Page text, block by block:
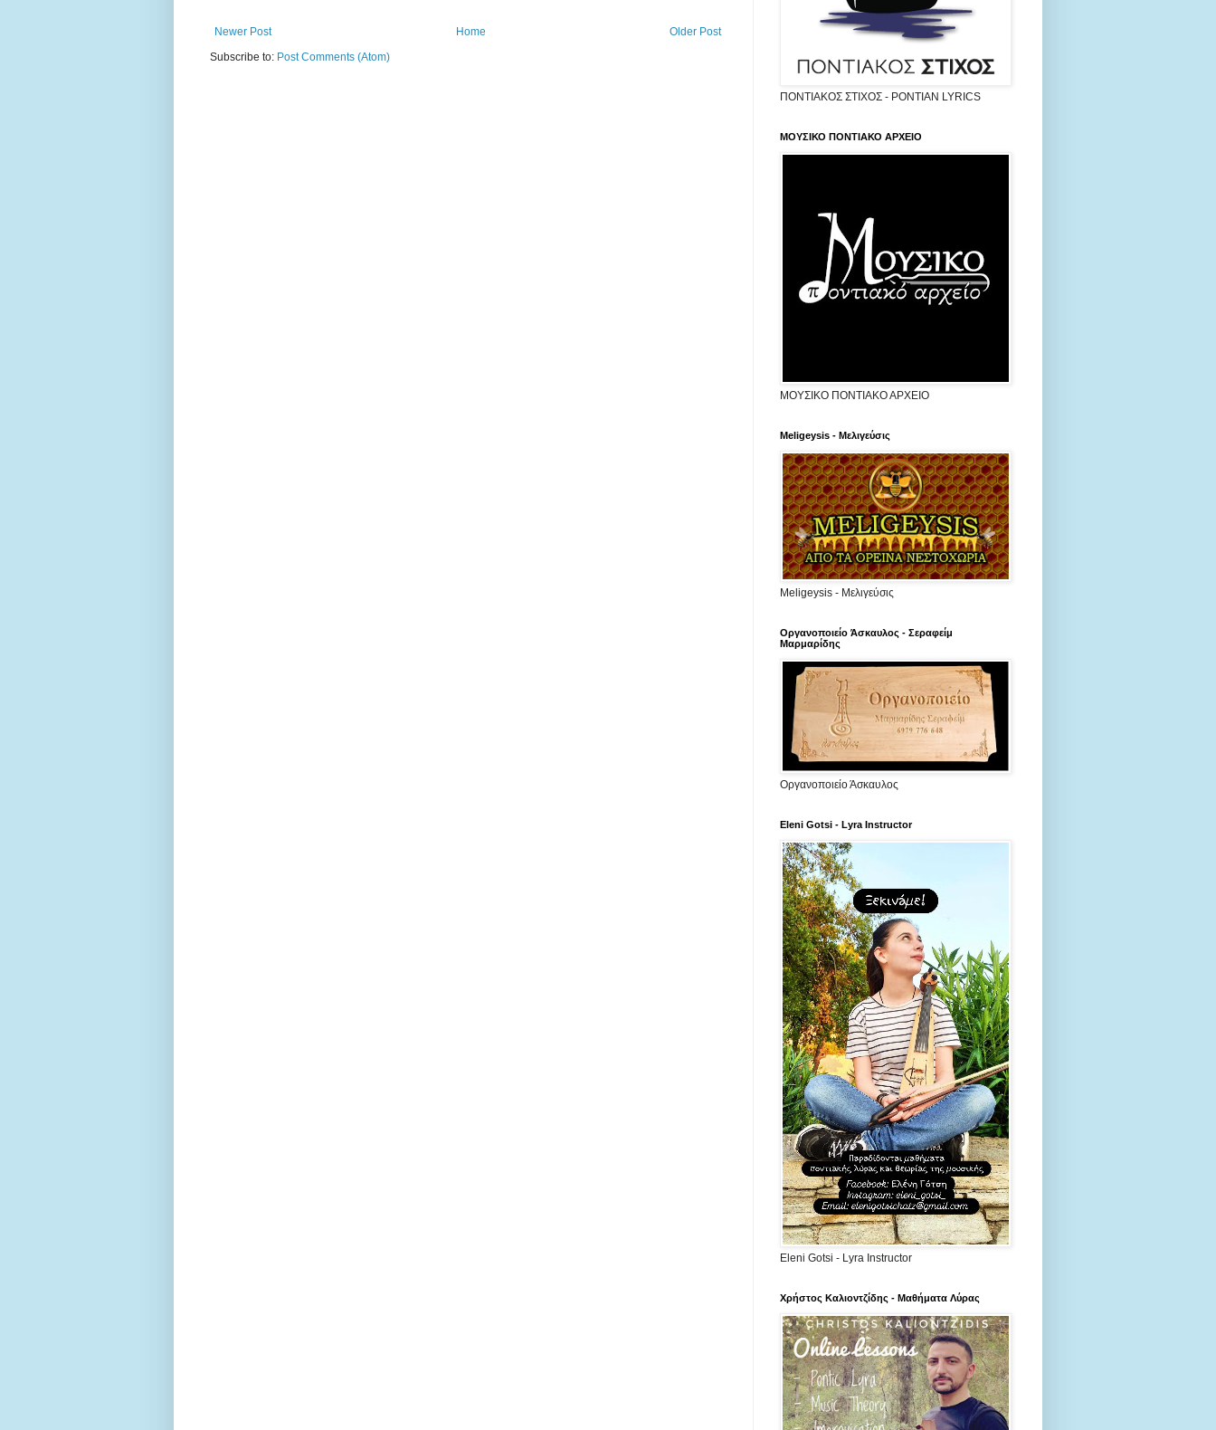
Newer Post Older Post
Home
Subscribe to: Post Comments (Atom)
ΠΟΝΤΙΑΚΟΣ ΣΤΙΧΟΣ - PONTIAN LYRICS
ΜΟΥΣΙΚΟ ΠΟΝΤΙΑΚΟ ΑΡΧΕΙΟ
ΜΟΥΣΙΚΟ ΠΟΝΤΙΑΚΟ ΑΡΧΕΙΟ
Meligeysis - Μελιγεύσις
Meligeysis - Μελιγεύσις
Οργανοποιείο Άσκαυλος - Σεραφείμ
Μαρμαρίδης
Οργανοποιείο Άσκαυλος
Eleni Gotsi - Lyra Instructor
Eleni Gotsi - Lyra Instructor
Χρήστος Καλιοντζίδης - Μαθήματα Λύρας